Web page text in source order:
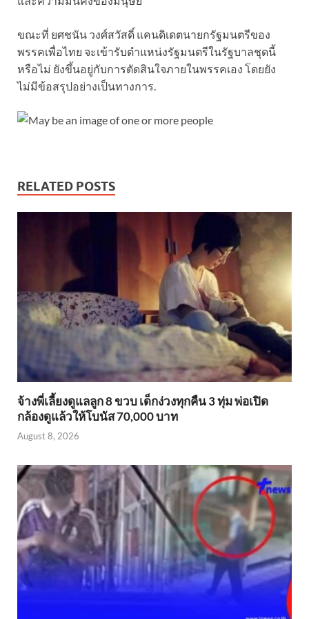
ขณะที่ ยศชนัน วงศ์สวัสดิ์ แคนดิเดตนายกรัฐมนตรีของ
พรรคเพื่อไทย จะเข้ารับตำแหน่งรัฐมนตรีในรัฐบาลชุดนี้
หรือไม่ ยังขึ้นอยู่กับการตัดสินใจภายในพรรคเอง โดยยัง
ไม่มีข้อสรุปอย่างเป็นทางการ.
RELATED POSTS
จ้างพี่เลี้ยงดูแลลูก 8 ขวบ เด็กง่วงทุกคืน 3 ทุ่ม พ่อเปิด
กล้องดูแล้วให้โบนัส 70,000 บาท
August 8, 2026